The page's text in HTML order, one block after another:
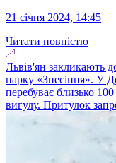
21 січня 2024, 14:45
Читати повністю
Львів'ян закликають
парку «Знесіння». У
перебуває близько
вигулу. Притулок